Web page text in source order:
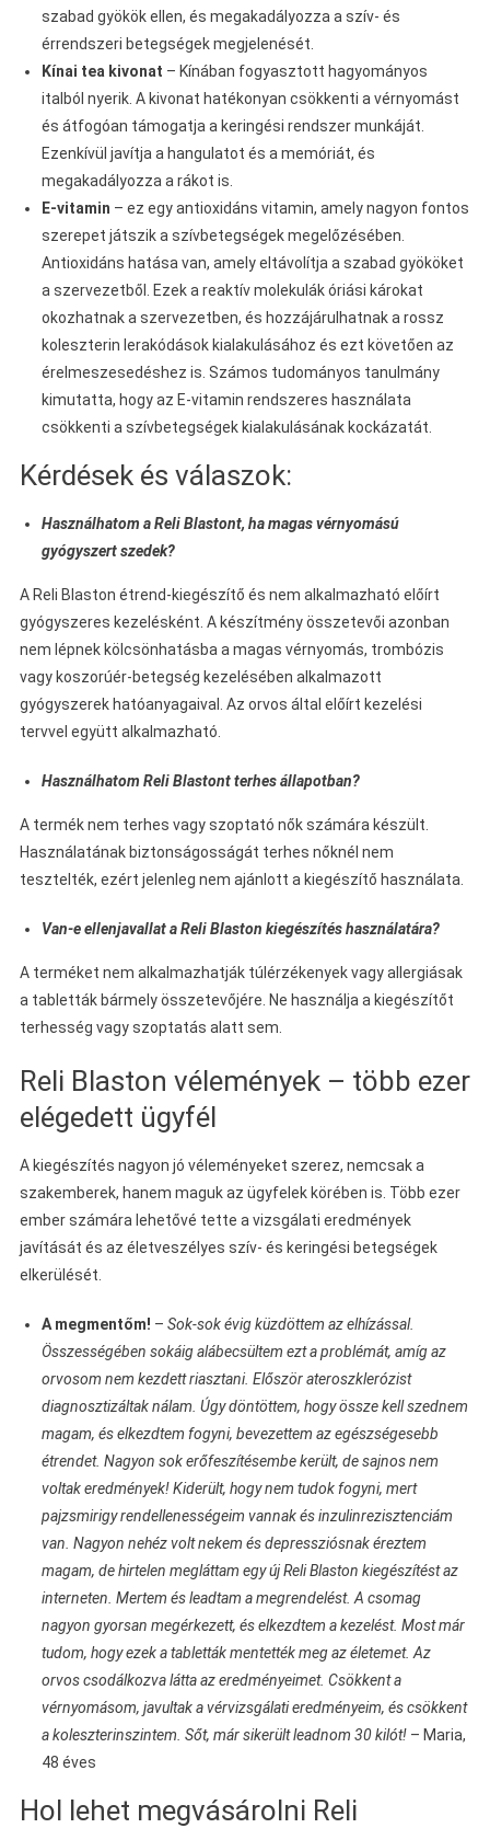
szabad gyökök ellen, és megakadályozza a szív- és
érrendszeri betegségek megjelenését.
Kínai tea kivonat – Kínában fogyasztott hagyományos
italból nyerik. A kivonat hatékonyan csökkenti a vérnyomást
és átfogóan támogatja a keringési rendszer munkáját.
Ezenkívül javítja a hangulatot és a memóriát, és
megakadályozza a rákot is.
E-vitamin – ez egy antioxidáns vitamin, amely nagyon fontos
szerepet játszik a szívbetegségek megelőzésében.
Antioxidáns hatása van, amely eltávolítja a szabad gyököket
a szervezetből. Ezek a reaktív molekulák óriási károkat
okozhatnak a szervezetben, és hozzájárulhatnak a rossz
koleszterin lerakódások kialakulásához és ezt követően az
érelmeszesedéshez is. Számos tudományos tanulmány
kimutatta, hogy az E-vitamin rendszeres használata
csökkenti a szívbetegségek kialakulásának kockázatát.
Kérdések és válaszok:
Használhatom a Reli Blastont, ha magas vérnyomású
gyógyszert szedek?
A Reli Blaston étrend-kiegészítő és nem alkalmazható előírt
gyógyszeres kezelésként. A készítmény összetevői azonban
nem lépnek kölcsönhatásba a magas vérnyomás, trombózis
vagy koszorúér-betegség kezelésében alkalmazott
gyógyszerek hatóanyagaival. Az orvos által előírt kezelési
tervvel együtt alkalmazható.
Használhatom Reli Blastont terhes állapotban?
A termék nem terhes vagy szoptató nők számára készült.
Használatának biztonságosságát terhes nőknél nem
tesztelték, ezért jelenleg nem ajánlott a kiegészítő használata.
Van-e ellenjavallat a Reli Blaston kiegészítés használatára?
A terméket nem alkalmazhatják túlérzékenyek vagy allergiásak
a tabletták bármely összetevőjére. Ne használja a kiegészítőt
terhesség vagy szoptatás alatt sem.
Reli Blaston vélemények – több ezer
elégedett ügyfél
A kiegészítés nagyon jó véleményeket szerez, nemcsak a
szakemberek, hanem maguk az ügyfelek körében is. Több ezer
ember számára lehetővé tette a vizsgálati eredmények
javítását és az életveszélyes szív- és keringési betegségek
elkerülését.
A megmentőm! – Sok-sok évig küzdöttem az elhízással.
Összességében sokáig alábecsültem ezt a problémát, amíg az
orvosom nem kezdett riasztani. Először ateroszklerózist
diagnosztizáltak nálam. Úgy döntöttem, hogy össze kell szednem
magam, és elkezdtem fogyni, bevezettem az egészségesebb
étrendet. Nagyon sok erőfeszítésembe került, de sajnos nem
voltak eredmények! Kiderült, hogy nem tudok fogyni, mert
pajzsmirigy rendellenességeim vannak és inzulinrezisztenciám
van. Nagyon nehéz volt nekem és depressziósnak éreztem
magam, de hirtelen megláttam egy új Reli Blaston kiegészítést az
interneten. Mertem és leadtam a megrendelést. A csomag
nagyon gyorsan megérkezett, és elkezdtem a kezelést. Most már
tudom, hogy ezek a tabletták mentették meg az életemet. Az
orvos csodálkozva látta az eredményeimet. Csökkent a
vérnyomásom, javultak a vérvizsgálati eredményeim, és csökkent
a koleszterinszintem. Sőt, már sikerült leadnom 30 kilót!– Maria,
48 éves
Hol lehet megvásárolni Reli